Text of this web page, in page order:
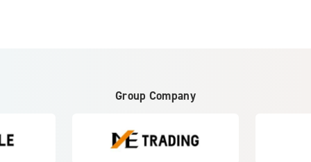
Group Company